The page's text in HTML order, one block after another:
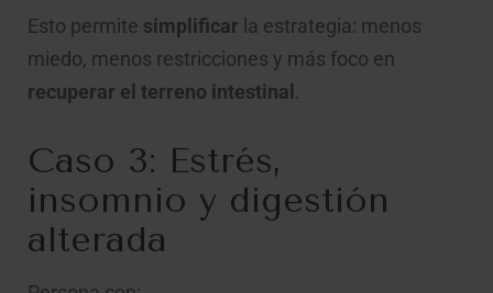
Esto permite simplificar la estrategia: menos
miedo, menos restricciones y más foco en
recuperar el terreno intestinal .
Caso 3: Estrés,
insomnio y digestión
alterada